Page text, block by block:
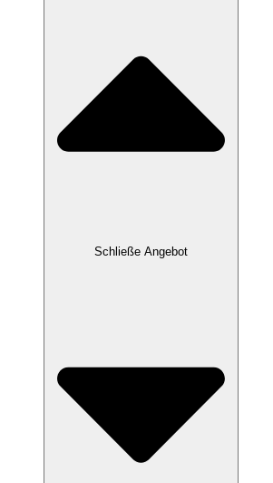
Schließe Angebot